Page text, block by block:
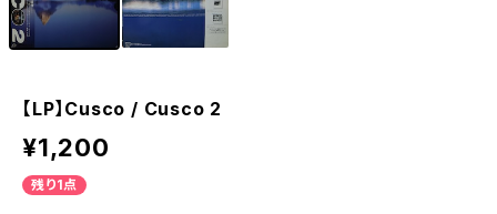
【LP】Cusco / Cusco 2
¥1,200
残り1点